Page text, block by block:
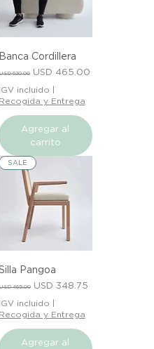
Banca Cordillera
Precio
620.00 Precio de oferta
USD 465.00
IGV incluido
Recogida y Entrega
Agregar al
carrito
SALE
Silla Pangoa
Precio
465.00 Precio de oferta
USD 348.75
IGV incluido |
Recogida y Entrega
Agregar al